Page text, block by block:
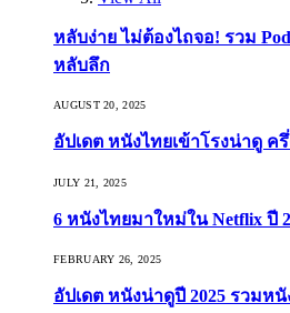
หลับง่าย ไม่ต้องไถจอ! รวม
หลับลึก
AUGUST 20, 2025
อัปเดต หนังไทยเข้าโรงน่าดู ค
JULY 21, 2025
6 หนังไทยมาใหม่ใน Netflix ปี
FEBRUARY 26, 2025
อัปเดต หนังน่าดูปี 2025 รวมห